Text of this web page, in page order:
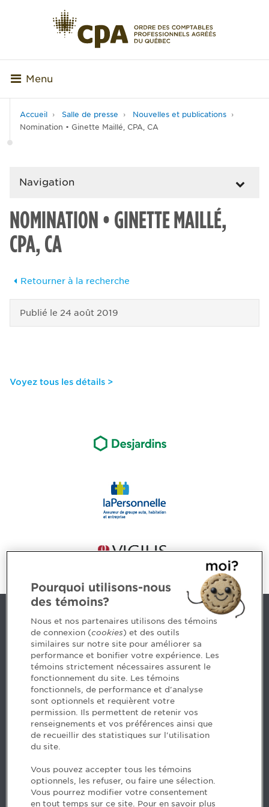
Menu
Accueil Salle de presse
Nouvelles et publications
Nomination • Ginette Maillé, CPA, CA
Navigation
NOMINATION • GINETTE MAILLÉ,
CPA, CA
Retourner à la recherche
Publié le 24 août 2019
Voyez tous les détails >
Nous joindre
5, Place Ville Marie, bureau 800, Montréal (Québec)
H3B 2G2
www.cpaquebec.ca
Des questions? Faites appel à notre équipe >
Envie de mettre de l’Ordre dans votre carrière? Voyez
les postes disponibles >
Facebook - Devenir CPA
Instagram
LinkedIn - CPA
Pourquoi utilisons-nous
des témoins?
Nous et nos partenaires utilisons des témoins
de connexion (cookies) et des outils
similaires sur notre site pour améliorer sa
performance et bonifier votre expérience. Les
témoins strictement nécessaires assurent le
fonctionnement du site. Les témoins
fonctionnels, de performance et d'analyse
sont optionnels et requièrent votre
permission. Ils permettent de retenir vos
renseignements et vos préférences ainsi que
de recueillir des statistiques sur l'utilisation
du site.
Vous pouvez accepter tous les témoins
optionnels, les refuser, ou faire une sélection.
Vous pourrez modifier votre consentement
en tout temps sur ce site. Pour en savoir plus